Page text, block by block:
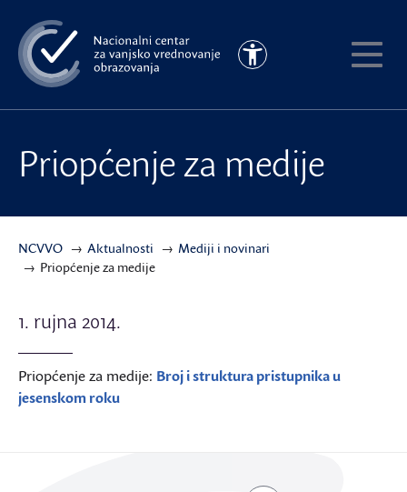
na
glavni
sadržaj
Pristupačnost
Priopćenje za medije
NCVVO Aktualnosti
Mediji i novinari
Priopćenje za medije
1. rujna 2014.
Priopćenje za medije: Broj i struktura pristupnika u
jesenskom roku